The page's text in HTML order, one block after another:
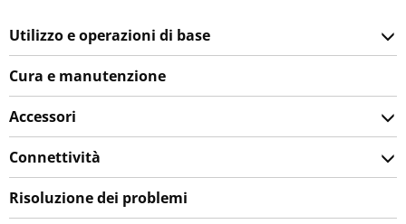
Utilizzo e operazioni di base
Cura e manutenzione
Accessori
Connettività
Risoluzione dei problemi